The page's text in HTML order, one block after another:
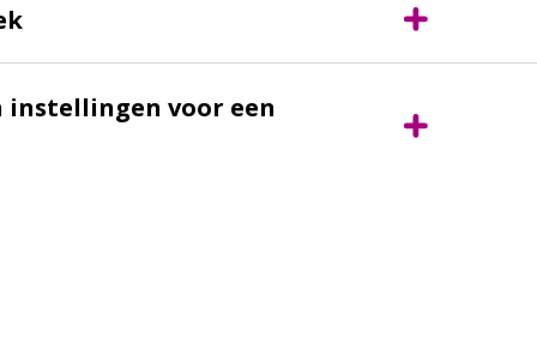
instellingen voor een